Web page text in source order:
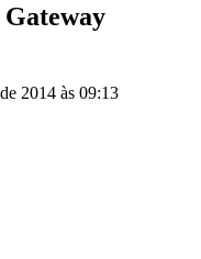
2014 às 09:13